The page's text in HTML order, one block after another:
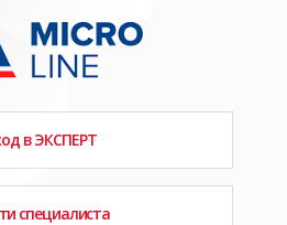
в ЭКСПЕРТ
специалиста